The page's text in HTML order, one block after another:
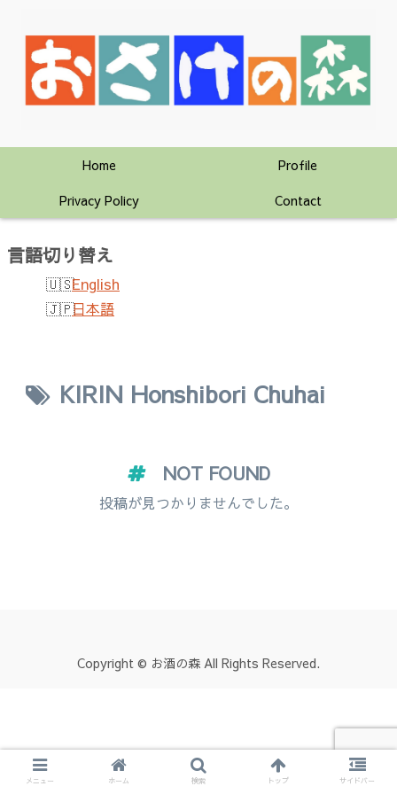
Home
Profile
Privacy Policy
Contact
言語切り替え
English
日本語
KIRIN Honshibori Chuhai
NOT FOUND
投稿が見つかりませんでした。
Copyright © お酒の森 All Rights Reserved.
メニュー ホーム 検索 トップ サイドバー